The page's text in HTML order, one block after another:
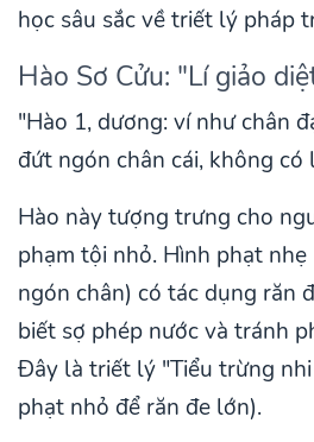
học sâu sắc về triết lý pháp
Hào Sơ Cửu: "Lí giảo
"Hào 1, dương: ví như chân
đứt ngón chân cái, không có
Hào này tượng trưng cho
phạm tội nhỏ. Hình phạt nhẹ
ngón chân) có tác dụng răn
biết sợ phép nước và tránh
Đây là triết lý "Tiểu trừng
phạt nhỏ để răn đe lớn).